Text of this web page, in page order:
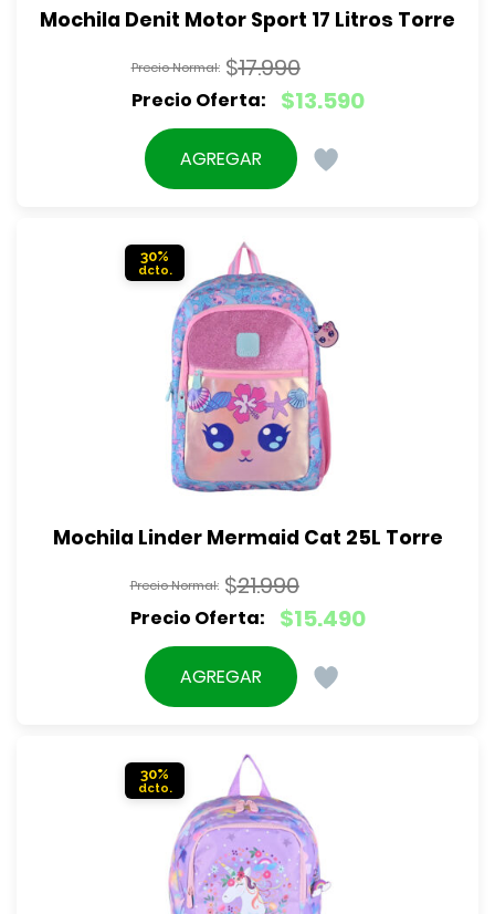
Mochila Denit Motor Sport 17 Litros Torre
$17.990
El
precio
original
$13.590
El
precio
actual
AGREGAR
30%
Mochila Linder Mermaid Cat 25L Torre
$21.990
El
precio
original
$15.490
El
precio
actual
$15.490.
AGREGAR
30%